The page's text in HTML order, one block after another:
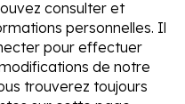
consulter et
personnelles. Il
pour effectuer
de notre
trouverez toujours